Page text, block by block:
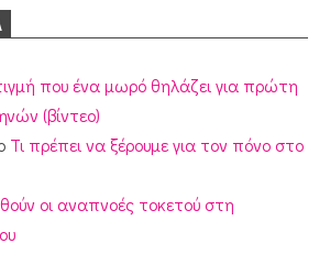
που ένα μωρό θηλάζει για πρώτη
(βίντεο)
Τι πρέπει να ξέρουμε για τον πόνο στο
οι αναπνοές τοκετού στη